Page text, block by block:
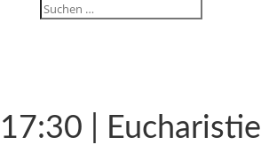
17:30 | Eucharistie